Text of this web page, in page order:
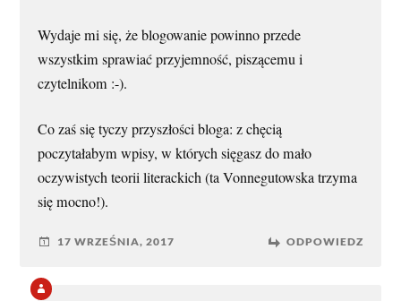
Wydaje mi się, że blogowanie powinno przede
wszystkim sprawiać przyjemność, piszącemu i
czytelnikom :-).
Co zaś się tyczy przyszłości bloga: z chęcią
poczytałabym wpisy, w których sięgasz do mało
oczywistych teorii literackich (ta Vonnegutowska trzyma
się mocno!).
17 WRZEŚNIA, 2017 ODPOWIEDZ